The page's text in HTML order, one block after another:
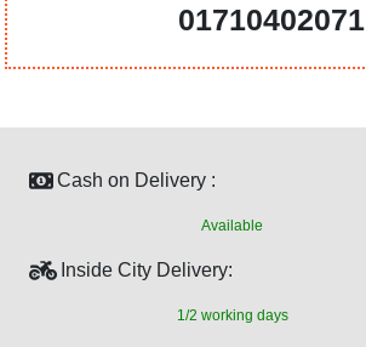
01710402071
Cash on Delivery :
Available
Inside City Delivery:
1/2 working days